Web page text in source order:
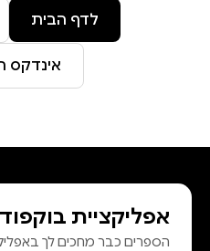
לדף הבית
אינדקס
אפליקציית בוקפוד
הספרים כבר מחכים לך